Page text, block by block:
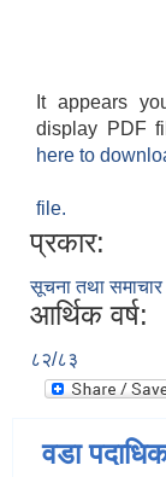
It appears
display PDF
here to
file.
प्रकार:
सूचना तथा समाचार
आर्थिक वर्ष:
८२/८३
वडा